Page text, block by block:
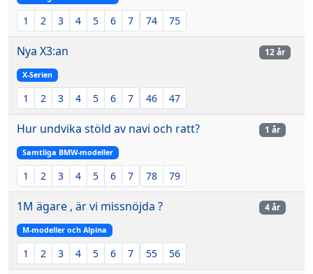
1 2 3 4 5 6 7 74 75
Nya X3:an
X-Serien
1 2 3 4 5 6 7 46 47
12 år
Hur undvika stöld av navi och ratt?
Samtliga BMW-modeller
1 2 3 4 5 6 7 78 79
1 år
1M ägare , är vi missnöjda ?
M-modeller och Alpina
1 2 3 4 5 6 7 55 56
4 år